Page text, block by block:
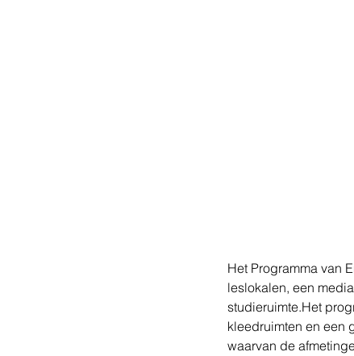
Het Programma van
leslokalen, een
studieruimte.Het
kleedruimten en een
waarvan de